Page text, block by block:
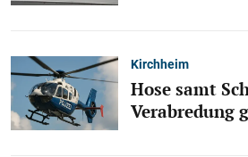
Kirchheim
Hose samt
Verabredung